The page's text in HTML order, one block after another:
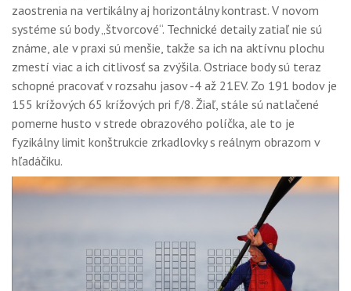
zaostrenia na vertikálny aj horizontálny kontrast. V novom
systéme sú body „štvorcové“. Technické detaily zatiaľ nie sú
známe, ale v praxi sú menšie, takže sa ich na aktívnu plochu
zmestí viac a ich citlivosť sa zvýšila. Ostriace body sú teraz
schopné pracovať v rozsahu jasov -4 až 21EV. Zo 191 bodov je
155 krížových 65 krížových pri f/8. Žiaľ, stále sú natlačené
pomerne husto v strede obrazového políčka, ale to je
fyzikálny limit konštrukcie zrkadlovky s reálnym obrazom v
hľadáčiku.